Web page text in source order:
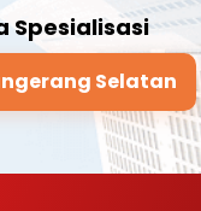
Spesialisasi
Selatan